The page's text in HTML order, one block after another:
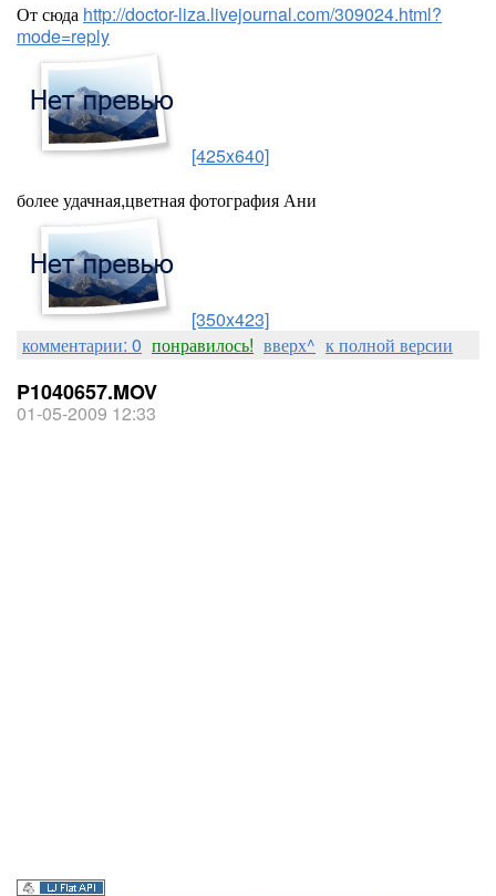
От сюда http://doctor-liza.livejournal.com/309024.html?
mode=reply
[425x640]
более удачная,цветная фотография Ани
[350x423]
комментарии: 0 понравилось! вверх^ к полной версии
P1040657.MOV
01-05-2009 12:33